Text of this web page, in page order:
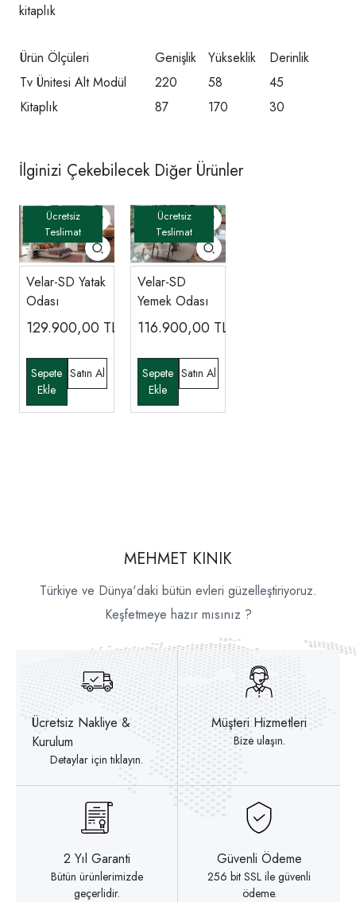
kitaplık
Ürün Ölçüleri Genişlik Yükseklik
Derinlik
Tv Ünitesi Alt Modül
220 58
45
Kitaplık
87 170 30
İlginizi Çekebilecek Diğer Ürünler
Velar-SD Yatak
Odası
129.900,00 TL
Velar-SD
Yemek Odası
116.900,00 TL
MEHMET KINIK
Türkiye ve Dünya'daki bütün evleri güzelleştiriyoruz.
Keşfetmeye hazır mısınız ?
Ücretsiz Nakliye &
Kurulum
Detaylar için tıklayın.
Müşteri Hizmetleri
Bize ulaşın.
2 Yıl Garanti
Bütün ürünlerimizde
geçerlidir.
Güvenli Ödeme
256 bit SSL ile güvenli
ödeme.